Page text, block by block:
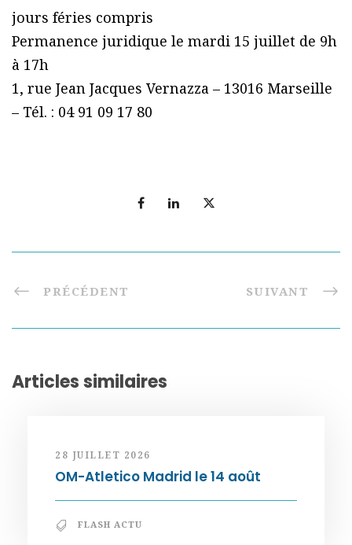
jours féries compris
Permanence juridique le mardi 15 juillet de 9h
à 17h
1, rue Jean Jacques Vernazza – 13016 Marseille
– Tél. : 04 91 09 17 80
PRÉCÉDENT SUIVANT
Articles similaires
28 JUILLET 2026
OM-Atletico Madrid le 14 août
FLASH ACTU